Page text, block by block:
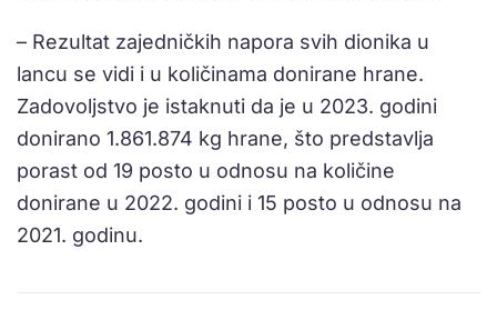
– Rezultat zajedničkih napora svih dionika u
lancu se vidi i u količinama donirane hrane.
Zadovoljstvo je istaknuti da je u 2023. godini
donirano 1.861.874 kg hrane, što predstavlja
porast od 19 posto u odnosu na količine
donirane u 2022. godini i 15 posto u odnosu na
2021. godinu.